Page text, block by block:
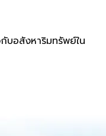
บอสังหาริมทรัพย์ใน